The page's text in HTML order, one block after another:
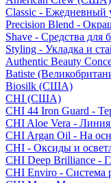
Classic - Ежедневный
Precision Blend -
Shave - Средства для
Styling - Укладка и
Authentic Beauty
Batiste
Biosilk (США)
CHI (США)
CHI 44 Iron Guard -
CHI Aloe Vera - Линия
CHI Argan Oil - На
CHI - Оксиды и
CHI Deep Brilliance -
CHI Enviro - Система